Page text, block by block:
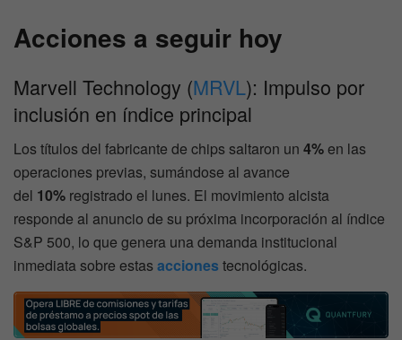
Acciones a seguir hoy
Marvell Technology (MRVL): Impulso por
inclusión en índice principal
Los títulos del fabricante de chips saltaron un 4%en las
operaciones previas, sumándose al avance
del 10% registrado el lunes. El movimiento alcista
responde al anuncio de su próxima incorporación al índice
S&P 500, lo que genera una demanda institucional
inmediata sobre estasacciones tecnológicas.